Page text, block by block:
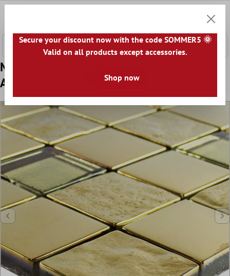
Minta tól től Üvegmozaik Csempék Midland
Arany
Secure your discount now with the code SOMMER5 🌞
Valid on all products except accessories.
Shop now